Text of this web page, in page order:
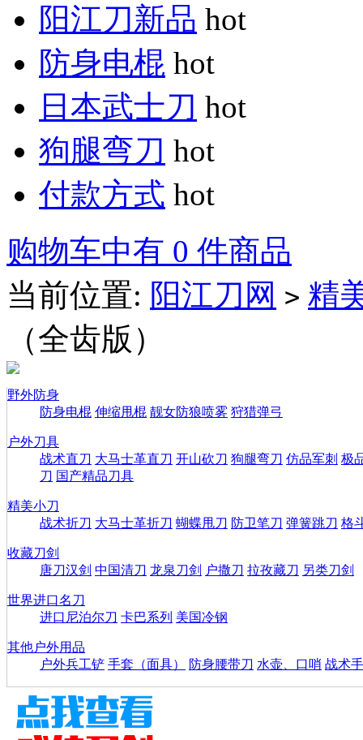
阳江刀新品 hot
防身电棍 hot
日本武士刀 hot
狗腿弯刀 hot
付款方式 hot
购物车中有 0 件商品
当前位置: 阳江刀网 > 精
（全齿版）
野外防身
防身电棍 伸缩甩棍 靓女防狼喷雾 狩猎弹弓
户外刀具
战术直刀 大马士革直刀 开山砍刀 狗腿弯刀 仿品军刺 极
刀 国产精品刀具
精美小刀
战术折刀 大马士革折刀 蝴蝶甩刀 防卫笔刀 弹簧跳刀 格
收藏刀剑
唐刀汉剑 中国清刀 龙泉刀剑 户撒刀 拉孜藏刀 另类刀剑
世界进口名刀
进口尼泊尔刀 卡巴系列 美国冷钢
其他户外用品
户外兵工铲 手套（面具） 防身腰带刀 水壶、口哨 战术